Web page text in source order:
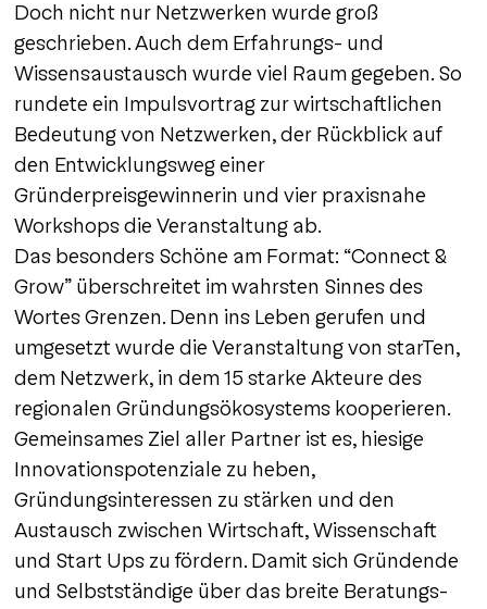
Doch nicht nur Netzwerken wurde groß
geschrieben. Auch dem Erfahrungs- und
Wissensaustausch wurde viel Raum gegeben. So
rundete ein Impulsvortrag zur wirtschaftlichen
Bedeutung von Netzwerken, der Rückblick auf
den Entwicklungsweg einer
Gründerpreisgewinnerin und vier praxisnahe
Workshops die Veranstaltung ab.
Das besonders Schöne am Format: “Connect &
Grow” überschreitet im wahrsten Sinnes des
Wortes Grenzen. Denn ins Leben gerufen und
umgesetzt wurde die Veranstaltung von starTen,
dem Netzwerk, in dem 15 starke Akteure des
regionalen Gründungsökosystems kooperieren.
Gemeinsames Ziel aller Partner ist es, hiesige
Innovationspotenziale zu heben,
Gründungsinteressen zu stärken und den
Austausch zwischen Wirtschaft, Wissenschaft
und Start Ups zu fördern. Damit sich Gründende
und Selbstständige über das breite Beratungs-